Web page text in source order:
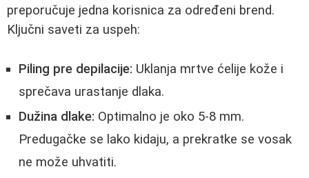
preporučuje jedna korisnica za određeni brend.
Ključni saveti za uspeh:
Piling pre depilacije: Uklanja mrtve ćelije kože i
sprečava urastanje dlaka.
Dužina dlake: Optimalno je oko 5-8 mm.
Predugačke se lako kidaju, a prekratke se vosak
ne može uhvatiti.